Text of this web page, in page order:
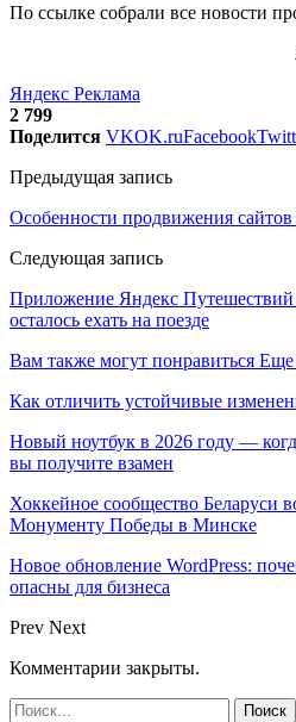
По ссылке собрали все новости
Яндекс Реклама
2 799
Поделится VKOK.ruFacebook
Предыдущая запись
Особенности продвижения сайтов
Следующая запись
Приложение Яндекс Путешествий
осталось ехать на поезде
Вам также могут понравиться Еще
Как отличить устойчивые
Новый ноутбук в 2026 году —
вы получите взамен
Хоккейное сообщество Беларуси
Монументу Победы в Минске
Новое обновление WordPress:
опасны для бизнеса
Prev Next
Комментарии закрыты.